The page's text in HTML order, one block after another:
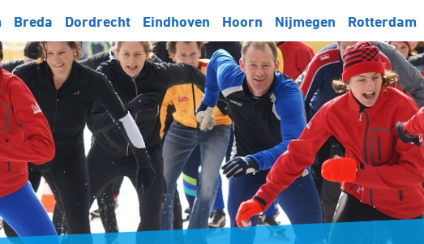
Breda Dordrecht Eindhoven Hoorn Nijmegen Rotterdam